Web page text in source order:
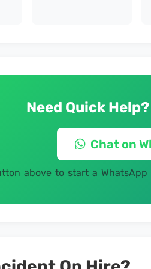
Need Quick
Chat on
above to start a